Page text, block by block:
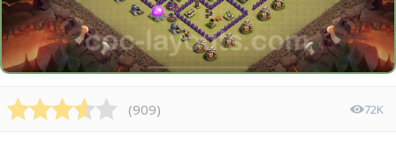
(909) 72K